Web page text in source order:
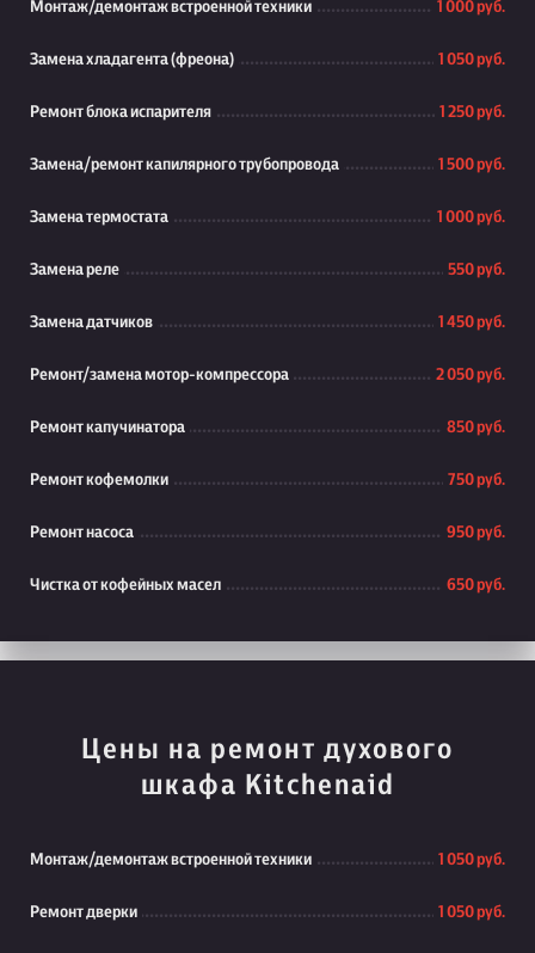
Монтаж/демонтаж встроенной техники 1 000 руб.
Замена хладагента (фреона) 1 050 руб.
Ремонт блока испарителя 1 250 руб.
Замена/ремонт капилярного трубопровода 1 500 руб.
Замена термостата 1 000 руб.
Замена реле 550 руб.
Замена датчиков 1 450 руб.
Ремонт/замена мотор-компрессора 2 050 руб.
Ремонт капучинатора 850 руб.
Ремонт кофемолки 750 руб.
Ремонт насоса 950 руб.
Чистка от кофейных масел 650 руб.
Цены на ремонт духового
шкафа Kitchenaid
Монтаж/демонтаж встроенной техники 1 050 руб.
Ремонт дверки 1 050 руб.